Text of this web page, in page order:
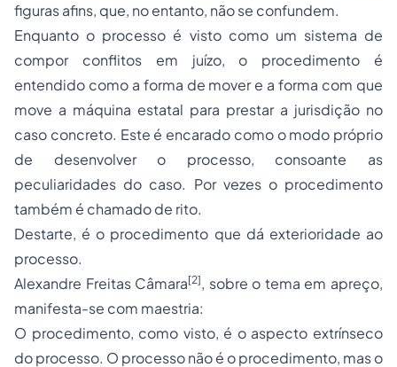
figuras afins, que, no entanto, não se confundem.
Enquanto o processo é visto como um sistema de
compor conflitos em juízo, o procedimento é
entendido como a forma de mover e a forma com que
move a máquina estatal para prestar a jurisdição no
caso concreto. Este é encarado como o modo próprio
de desenvolver o processo, consoante as
peculiaridades do caso. Por vezes o procedimento
também é chamado de rito.
Destarte, é o procedimento que dá exterioridade ao
processo.
Alexandre Freitas Câmara[2], sobre o tema em apreço,
manifesta-se com maestria:
O procedimento, como visto, é o aspecto extrínseco
do processo. O processo não é o procedimento, mas o